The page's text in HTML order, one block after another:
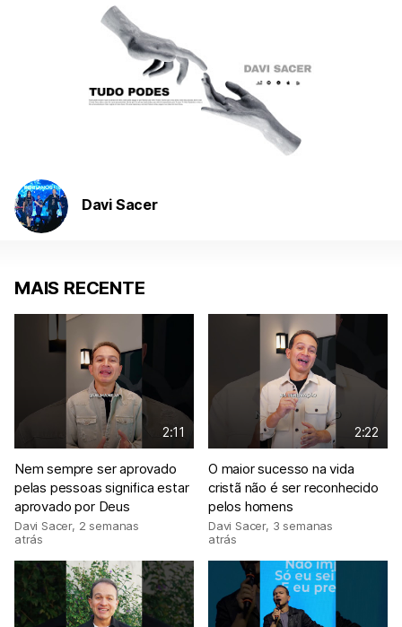
Davi Sacer
MAIS RECENTE
2:11
Nem sempre ser aprovado
pelas pessoas significa estar
aprovado por Deus
Davi Sacer, 2 semanas
atrás
2:22
O maior sucesso na vida
cristã não é ser reconhecido
pelos homens
Davi Sacer, 3 semanas
atrás